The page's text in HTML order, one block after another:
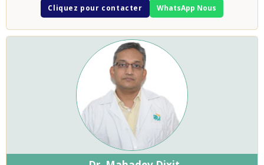
Cliquez pour contacter WhatsApp Nous